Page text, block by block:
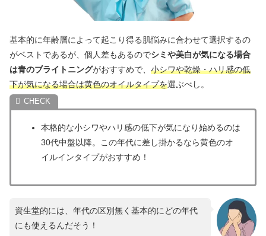
基本的に年齢層によって起こり得る肌悩みに合わせて選択するの
がベストであるが、個人差もあるのでシミや美白が気になる場合
は青のブライトニングがおすすめで、 小シワや乾燥・ハリ感の低
下が気になる場合は黄色のオイルタイプを選ぶべし。
本格的な小シワやハリ感の低下が気になり始めるのは
30代中盤以降。この年代に差し掛かるなら黄色のオ
イルインタイプがおすすめ！
資生堂的には、年代の区別無く基本的にどの年代
にも使えるんだそう！